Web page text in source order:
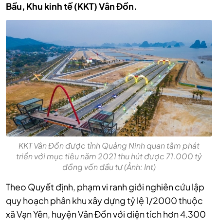
Bầu, Khu kinh tế (KKT) Vân Đồn.
KKT Vân Đồn được tỉnh Quảng Ninh quan tâm phát
triển với mục tiêu năm 2021 thu hút được 71.000 tỷ
đồng vốn đầu tư (Ảnh: Int)
Theo Quyết định, phạm vi ranh giới nghiên cứu lập
quy hoạch phân khu xây dựng tỷ lệ 1/2000 thuộc
xã Vạn Yên, huyện Vân Đồn với diện tích hơn 4.300